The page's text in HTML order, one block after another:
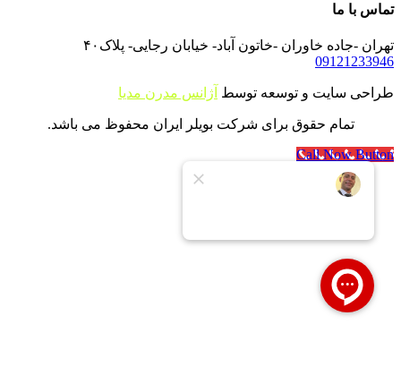
تماس با ما
تهران -جاده خاوران -خاتون آباد- خیابان رجایی- پلاک۴۰
09121233946
طراحی سایت و توسعه توسط آژانس مدرن مدیا
تمام حقوق برای شرکت بویلر ایران محفوظ می باشد.
Call Now Button